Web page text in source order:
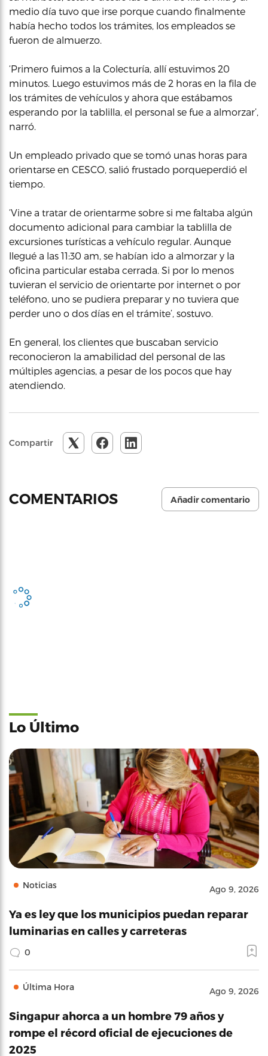
medio día tuvo que irse porque cuando finalmente
había hecho todos los trámites, los empleados se
fueron de almuerzo.
‘Primero fuimos a la Colecturía, allí estuvimos 20
minutos. Luego estuvimos más de 2 horas en la fila de
los trámites de vehículos y ahora que estábamos
esperando por la tablilla, el personal se fue a almorzar’,
narró.
Un empleado privado que se tomó unas horas para
orientarse en CESCO, salió frustado porqueperdió el
tiempo.
‘Vine a tratar de orientarme sobre si me faltaba algún
documento adicional para cambiar la tablilla de
excursiones turísticas a vehículo regular. Aunque
llegué a las 11:30 am, se habían ido a almorzar y la
oficina particular estaba cerrada. Si por lo menos
tuvieran el servicio de orientarte por internet o por
teléfono, uno se pudiera preparar y no tuviera que
perder uno o dos días en el trámite’, sostuvo.
En general, los clientes que buscaban servicio
reconocieron la amabilidad del personal de las
múltiples agencias, a pesar de los pocos que hay
atendiendo.
Compartir
COMENTARIOS Añadir comentario
Lo Último
Noticias Ago 9, 2026
Ya es ley que los municipios puedan reparar
luminarias en calles y carreteras
0
Última Hora Ago 9, 2026
Singapur ahorca a un hombre 79 años y
rompe el récord oficial de ejecuciones de
2025